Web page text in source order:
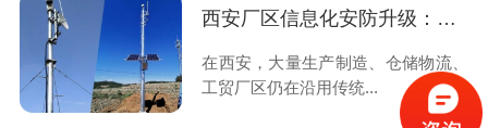
西安厂区信息化安防升级：告别人工守防，用数字化筑牢厂区安全屏障
在西安，大量生产制造、仓储物流、
工贸厂区仍在沿用传统...